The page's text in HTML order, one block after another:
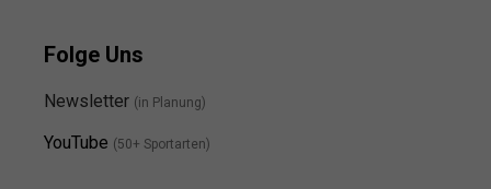
Folge Uns
Newsletter (in Planung)
YouTube (50+ Sportarten)